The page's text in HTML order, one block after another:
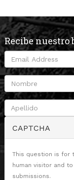
Recibe
CAPTCHA
This question is for
human visitor and
submissions.